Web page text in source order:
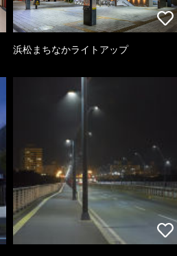
浜松まちなかライトアップ